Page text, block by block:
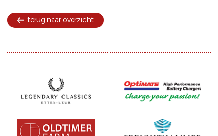
terug naar overzicht